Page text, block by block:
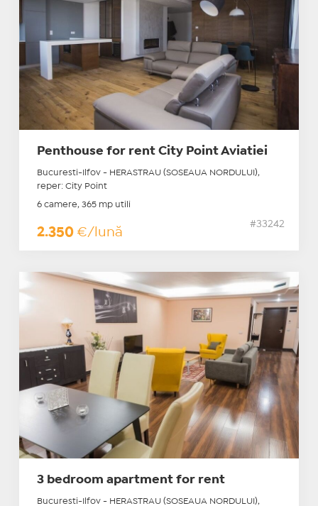
Penthouse for rent City Point Aviatiei
Bucuresti-Ilfov - HERASTRAU (SOSEAUA NORDULUI),
reper: City Point
6 camere, 365 mp utili
2.350 €/lună
#33242
3 bedroom apartment for rent
Bucuresti-Ilfov - HERASTRAU (SOSEAUA NORDULUI),